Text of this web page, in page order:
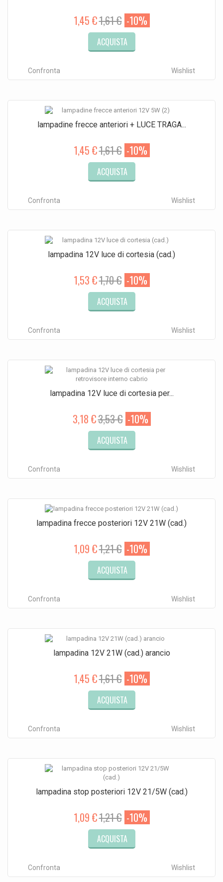
1,45 €1,61 € -10%
ACQUISTA
Wishlist
Confronta
lampadine frecce anteriori + LUCE TRAGA...
1,45 €1,61 € -10%
ACQUISTA
Wishlist
Confronta
lampadina 12V luce di cortesia (cad.)
1,53 €1,70 € -10%
ACQUISTA
Wishlist
Confronta
lampadina 12V luce di cortesia per...
3,18 €3,53 € -10%
ACQUISTA
Wishlist
Confronta
lampadina frecce posteriori 12V 21W (cad.)
1,09 €1,21 € -10%
ACQUISTA
Wishlist
Confronta
lampadina 12V 21W (cad.) arancio
1,45 €1,61 € -10%
ACQUISTA
Wishlist
Confronta
lampadina stop posteriori 12V 21/5W (cad.)
1,09 €1,21 € -10%
ACQUISTA
Wishlist
Confronta